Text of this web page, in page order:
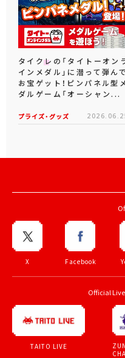
タイクレの「タイトーオン
インメダル」に潜って弾んで
お宝ゲット！ピンパネル型
ダルゲーム「オーシャン...
プライズ・グッズ
X Facebook
Official
TAITO LIVE